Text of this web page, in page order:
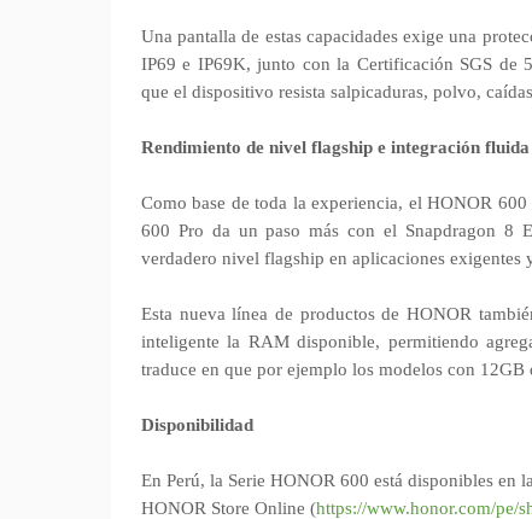
Una pantalla de estas capacidades exige una
IP69 e IP69K, junto con la Certificación SGS de
que el dispositivo resista salpicaduras, polvo,
Rendimiento de nivel flagship e integración fluida
Como base de toda la experiencia, el HONOR
600 Pro da un paso más con el Snapdragon 8
verdadero nivel flagship en aplicaciones exigentes
Esta nueva línea de productos de HONOR
inteligente la RAM disponible, permitiendo
traduce en que por ejemplo los modelos con
Disponibilidad
En Perú, la Serie HONOR 600 está disponibles en
HONOR Store Online (https://www.honor.com/pe/